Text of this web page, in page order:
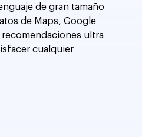
de gran tamaño
de Maps, Google
ultra
cualquier